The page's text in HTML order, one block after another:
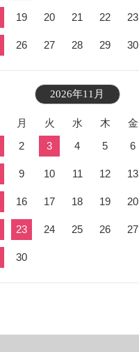
19 20 21 22 23
26 27 28 29 30
2026年11月
月 火 水 木 金
2 3 4 5 6
9 10 11 12 13
16 17 18 19 20
23 24 25 26 27
30